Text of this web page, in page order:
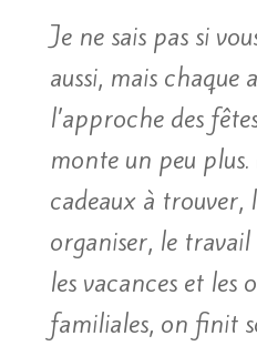
Je ne sais pas si
aussi, mais chaque
l’approche des
monte un peu
cadeaux à trouver,
organiser, le
les vacances et les
familiales, on finit